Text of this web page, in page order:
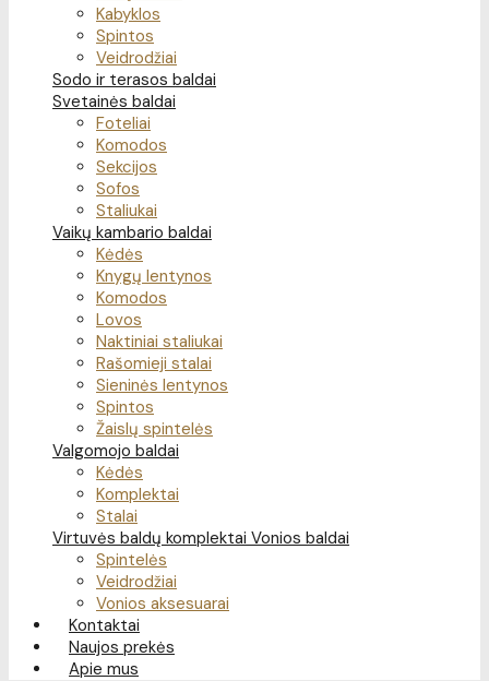
Kabyklos
Spintos
Veidrodžiai
Sodo ir terasos baldai
Svetainės baldai
Foteliai
Komodos
Sekcijos
Sofos
Staliukai
Vaikų kambario baldai
Kėdės
Knygų lentynos
Komodos
Lovos
Naktiniai staliukai
Rašomieji stalai
Sieninės lentynos
Spintos
Žaislų spintelės
Valgomojo baldai
Kėdės
Komplektai
Stalai
Virtuvės baldų komplektai Vonios baldai
Spintelės
Veidrodžiai
Vonios aksesuarai
Kontaktai
Naujos prekės
Apie mus